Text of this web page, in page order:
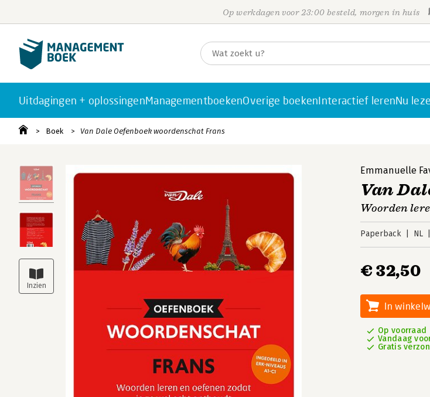
Op werkdagen voor 23:00 besteld, morgen in huis
Uitdagingen + oplossingenManagementboekenOverige boekenInteractief lerenNu
Boek Van Dale Oefenboek woordenschat Frans
Emmanuelle
Van
Woorden
Paperback NL
€ 32,50
In
Op voorraad
Vandaag
Gratis